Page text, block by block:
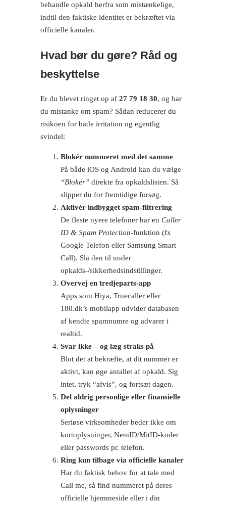
behandle opkald herfra som mistænkelige,
indtil den faktiske identitet er bekræftet via
officielle kanaler.
Hvad bør du gøre? Råd og
beskyttelse
Er du blevet ringet op af 27 79 18 30, og har
du mistanke om spam? Sådan reducerer du
risikoen for både irritation og egentlig
svindel:
Blokér nummeret med det samme
På både iOS og Android kan du vælge
“Blokér” direkte fra opkaldslisten. Så
slipper du for fremtidige forsøg.
Aktivér indbygget spam-filtrering
De fleste nyere telefoner har en Caller
ID & Spam Protection-funktion (fx
Google Telefon eller Samsung Smart
Call). Slå den til under
opkalds-/sikkerhedsindstillinger.
Overvej en tredjeparts-app
Apps som Hiya, Truecaller eller
180.dk’s mobilapp udvider databasen
af kendte spamnumre og advarer i
realtid.
Svar ikke – og læg straks på
Blot det at bekræfte, at dit nummer er
aktivt, kan øge antallet af opkald. Sig
intet, tryk “afvis”, og fortsæt dagen.
Del aldrig personlige eller finansielle
oplysninger
Seriøse virksomheder beder ikke om
kortoplysninger, NemID/MitID-koder
eller passwords pr. telefon.
Ring kun tilbage via officielle kanaler
Har du faktisk behov for at tale med
Call me, så find nummeret på deres
officielle hjemmeside eller i din